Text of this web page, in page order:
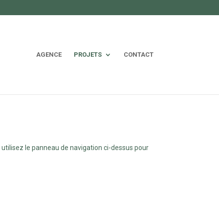
AGENCE PROJETS CONTACT
le panneau de navigation ci-dessus pour